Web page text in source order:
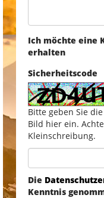
Ich möchte eine
erhalten
Sicherheitscode
Bitte geben Sie
Bild hier ein.
Kleinschreibung.
Die
Kenntnis